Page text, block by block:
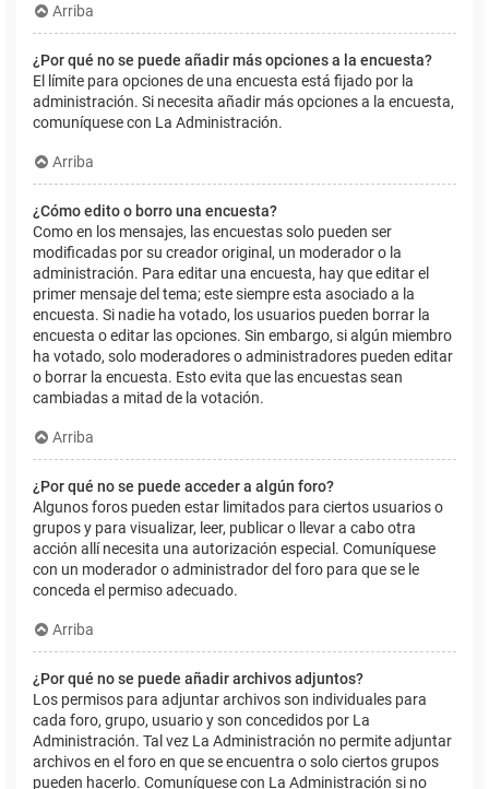
Arriba
¿Por qué no se puede añadir más opciones a la encuesta?
El límite para opciones de una encuesta está fijado por la
administración. Si necesita añadir más opciones a la encuesta,
comuníquese con La Administración.
Arriba
¿Cómo edito o borro una encuesta?
Como en los mensajes, las encuestas solo pueden ser
modificadas por su creador original, un moderador o la
administración. Para editar una encuesta, hay que editar el
primer mensaje del tema; este siempre esta asociado a la
encuesta. Si nadie ha votado, los usuarios pueden borrar la
encuesta o editar las opciones. Sin embargo, si algún miembro
ha votado, solo moderadores o administradores pueden editar
o borrar la encuesta. Esto evita que las encuestas sean
cambiadas a mitad de la votación.
Arriba
¿Por qué no se puede acceder a algún foro?
Algunos foros pueden estar limitados para ciertos usuarios o
grupos y para visualizar, leer, publicar o llevar a cabo otra
acción allí necesita una autorización especial. Comuníquese
con un moderador o administrador del foro para que se le
conceda el permiso adecuado.
Arriba
¿Por qué no se puede añadir archivos adjuntos?
Los permisos para adjuntar archivos son individuales para
cada foro, grupo, usuario y son concedidos por La
Administración. Tal vez La Administración no permite adjuntar
archivos en el foro en que se encuentra o solo ciertos grupos
pueden hacerlo. Comuníquese con La Administración si no